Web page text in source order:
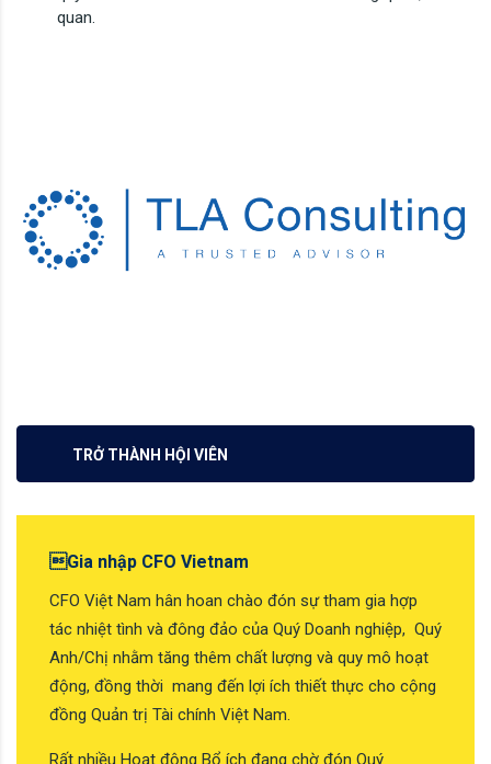
quan.
TRỞ THÀNH HỘI VIÊN
Gia nhập CFO Vietnam
CFO Việt Nam hân hoan chào đón sự tham gia hợp
tác nhiệt tình và đông đảo của Quý Doanh nghiệp, Quý
Anh/Chị nhằm tăng thêm chất lượng và quy mô hoạt
động, đồng thời mang đến lợi ích thiết thực cho cộng
đồng Quản trị Tài chính Việt Nam.
Rất nhiều Hoạt động Bổ ích đang chờ đón Quý